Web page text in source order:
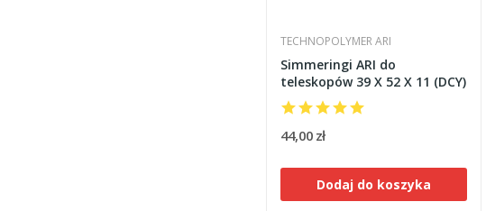
TECHNOPOLYMER ARI
Simmeringi ARI do
teleskopów 39 X 52 X 11 (DCY)
44,00 zł
Dodaj do koszyka